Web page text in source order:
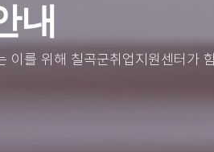
내
이를 위해 칠곡군취업지원센터가